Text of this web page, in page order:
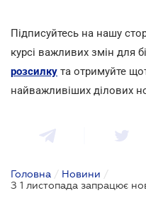
Підписуйтесь на нашу
курсі важливих змін для
розсилку та отримуйте
найважливіших ділових
Головна / Новини /